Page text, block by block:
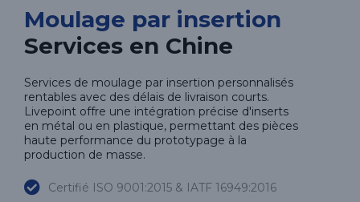
Moulage par insertion
Services en Chine
Services de moulage par insertion personnalisés
rentables avec des délais de livraison courts.
Livepoint offre une intégration précise d'inserts
en métal ou en plastique, permettant des pièces
haute performance du prototypage à la
production de masse.
Certifié ISO 9001:2015 & IATF 16949:2016